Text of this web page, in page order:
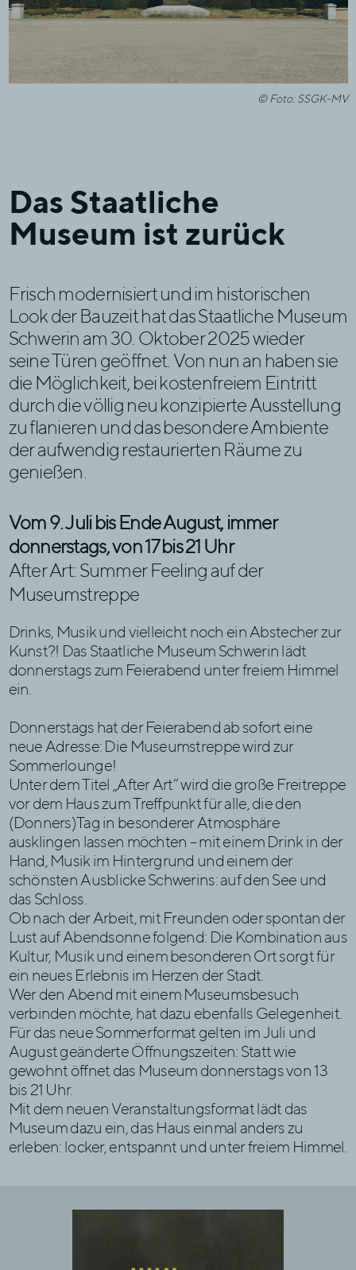
© Foto: SSGK-MV
Das Staatliche
Museum ist zurück
Frisch modernisiert und im historischen
Look der Bauzeit hat das Staatliche Museum
Schwerin am 30. Oktober 2025 wieder
seine Türen geöffnet. Von nun an haben sie
die Möglichkeit, bei kostenfreiem Eintritt
durch die völlig neu konzipierte Ausstellung
zu flanieren und das besondere Ambiente
der aufwendig restaurierten Räume zu
genießen.
Vom 9. Juli bis Ende August, immer
donnerstags, von 17 bis 21 Uhr
After Art: Summer Feeling auf der
Museumstreppe
Drinks, Musik und vielleicht noch ein Abstecher zur
Kunst?! Das Staatliche Museum Schwerin lädt
donnerstags zum Feierabend unter freiem Himmel
ein.
Donnerstags hat der Feierabend ab sofort eine
neue Adresse: Die Museumstreppe wird zur
Sommerlounge!
Unter dem Titel „After Art“ wird die große Freitreppe
vor dem Haus zum Treffpunkt für alle, die den
(Donners)Tag in besonderer Atmosphäre
ausklingen lassen möchten – mit einem Drink in der
Hand, Musik im Hintergrund und einem der
schönsten Ausblicke Schwerins: auf den See und
das Schloss.
Ob nach der Arbeit, mit Freunden oder spontan der
Lust auf Abendsonne folgend: Die Kombination aus
Kultur, Musik und einem besonderen Ort sorgt für
ein neues Erlebnis im Herzen der Stadt.
Wer den Abend mit einem Museumsbesuch
verbinden möchte, hat dazu ebenfalls Gelegenheit.
Für das neue Sommerformat gelten im Juli und
August geänderte Öffnungszeiten: Statt wie
gewohnt öffnet das Museum donnerstags von 13
bis 21 Uhr.
Mit dem neuen Veranstaltungsformat lädt das
Museum dazu ein, das Haus einmal anders zu
erleben: locker, entspannt und unter freiem Himmel.